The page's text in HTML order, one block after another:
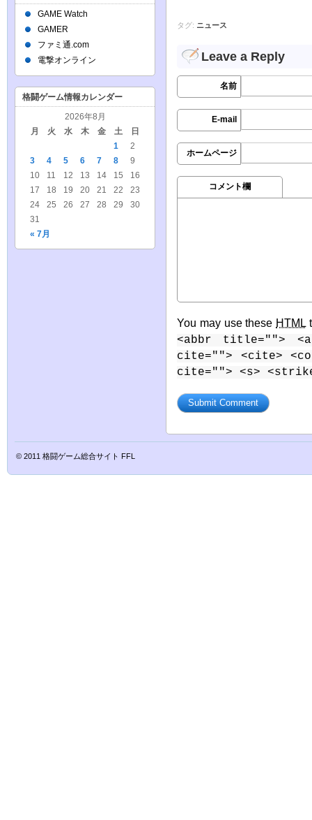
タグ: ニュース
Leave a Reply
名前
E-mail
ホームページ
コメント欄
You may use these HTML
<abbr title="">
cite=""> <cite>
cite=""> <s>
GAME Watch
GAMER
ファミ通.com
電撃オンライン
格闘ゲーム情報カレンダー
2026年8月
月
火 水 木 金 土 日
« 7月
1
2
3
4 5 6 7 8
9
10
11 12 13 14 15
16
17
18 19 20 21 22
23
24
25 26 27 28 29
30
31
© 2011 格闘ゲーム総合サイト FFL